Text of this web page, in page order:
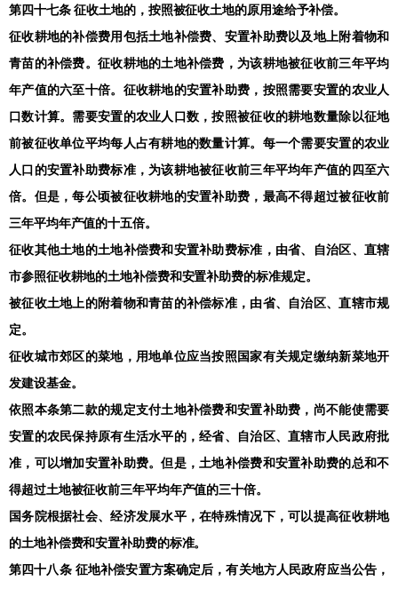
第四十七条 征收土地的，按照被征收土地的原用途给予补偿。
征收耕地的补偿费用包括土地补偿费、安置补助费以及地上附着物和
青苗的补偿费。征收耕地的土地补偿费，为该耕地被征收前三年平均
年产值的六至十倍。征收耕地的安置补助费，按照需要安置的农业人
口数计算。需要安置的农业人口数，按照被征收的耕地数量除以征地
前被征收单位平均每人占有耕地的数量计算。每一个需要安置的农业
人口的安置补助费标准，为该耕地被征收前三年平均年产值的四至六
倍。但是，每公顷被征收耕地的安置补助费，最高不得超过被征收前
三年平均年产值的十五倍。
征收其他土地的土地补偿费和安置补助费标准，由省、自治区、直辖
市参照征收耕地的土地补偿费和安置补助费的标准规定。
被征收土地上的附着物和青苗的补偿标准，由省、自治区、直辖市规
定。
征收城市郊区的菜地，用地单位应当按照国家有关规定缴纳新菜地开
发建设基金。
依照本条第二款的规定支付土地补偿费和安置补助费，尚不能使需要
安置的农民保持原有生活水平的，经省、自治区、直辖市人民政府批
准，可以增加安置补助费。但是，土地补偿费和安置补助费的总和不
得超过土地被征收前三年平均年产值的三十倍。
国务院根据社会、经济发展水平，在特殊情况下，可以提高征收耕地
的土地补偿费和安置补助费的标准。
第四十八条 征地补偿安置方案确定后，有关地方人民政府应当公告，